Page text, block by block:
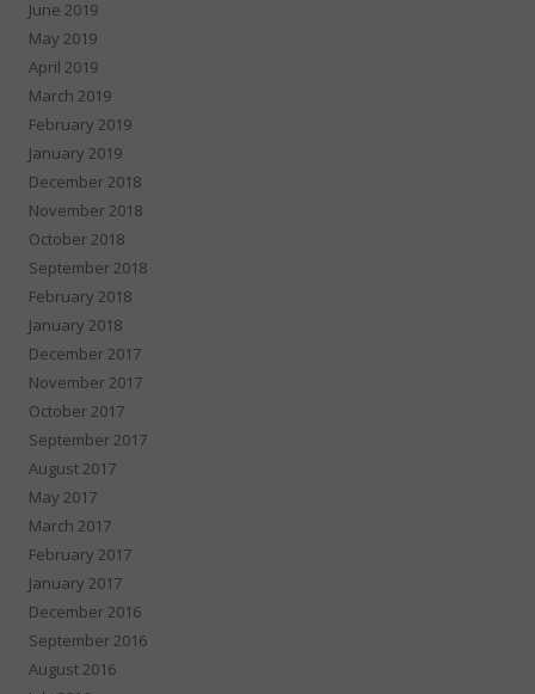
June 2019
May 2019
April 2019
March 2019
February 2019
January 2019
December 2018
November 2018
October 2018
September 2018
February 2018
January 2018
December 2017
November 2017
October 2017
September 2017
August 2017
May 2017
March 2017
February 2017
January 2017
December 2016
September 2016
August 2016